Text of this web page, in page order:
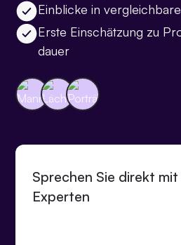
Einblicke in
Erste Einschätzung zu
dauer
Sprechen Sie direkt
Experten